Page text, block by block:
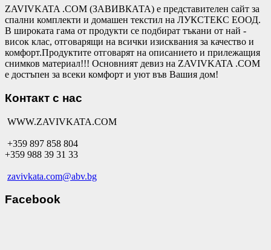
ZAVIVKATA .COM (ЗАВИВКАТА) е представителен сайт за
спални комплекти и домашен текстил на ЛУКСТЕКС ЕООД.
В широката гама от продукти се подбират тъкани от най -
висок клас, отговарящи на всички изисквания за качество и
комфорт.Продуктите отговарят на описанието и прилежащия
снимков материал!!! Основният девиз на ZAVIVKATA .COM
е достъпен за всеки комфорт и уют във Вашия дом!
Контакт с нас
WWW.ZAVIVKATA.COM
+359 897 858 804
+359 988 39 31 33
zavivkata.com@abv.bg
Facebook